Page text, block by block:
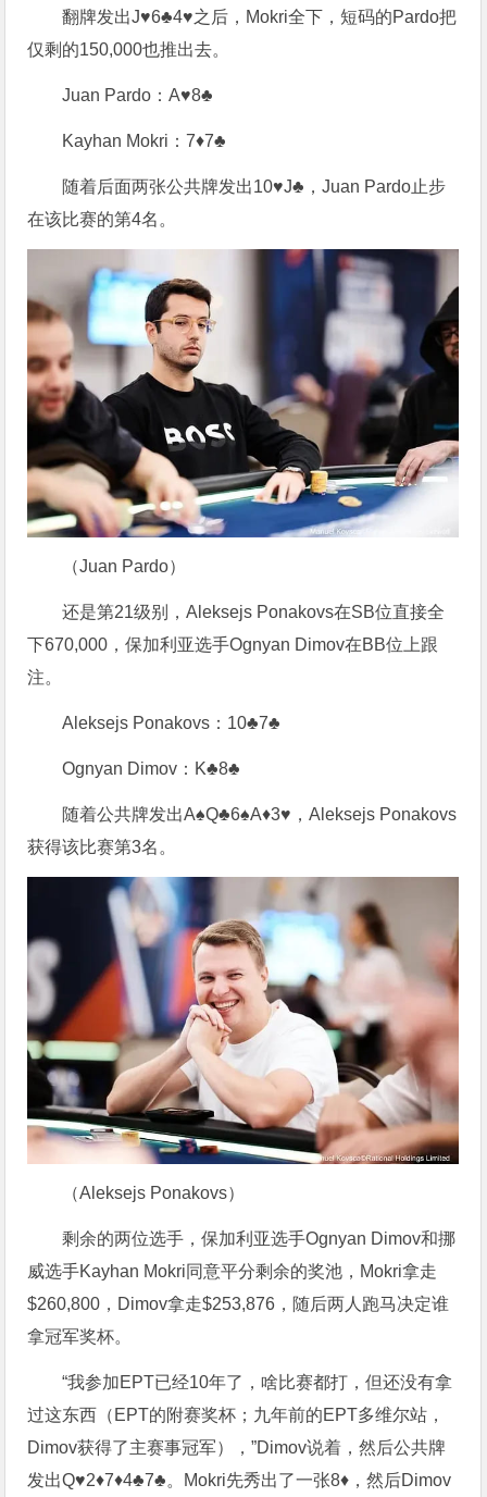
翻牌发出J♥6♣4♥之后，Mokri全下，短码的Pardo把
仅剩的150,000也推出去。
Juan Pardo：A♥8♣
Kayhan Mokri：7♦7♣
随着后面两张公共牌发出10♥J♣，Juan Pardo止步
在该比赛的第4名。
（Juan Pardo）
还是第21级别，Aleksejs Ponakovs在SB位直接全
下670,000，保加利亚选手Ognyan Dimov在BB位上跟
注。
Aleksejs Ponakovs：10♣7♣
Ognyan Dimov：K♣8♣
随着公共牌发出A♠Q♣6♠A♦3♥，Aleksejs Ponakovs
获得该比赛第3名。
（Aleksejs Ponakovs）
剩余的两位选手，保加利亚选手Ognyan Dimov和挪
威选手Kayhan Mokri同意平分剩余的奖池，Mokri拿走
$260,800，Dimov拿走$253,876，随后两人跑马决定谁
拿冠军奖杯。
“我参加EPT已经10年了，啥比赛都打，但还没有拿
过这东西（EPT的附赛奖杯；九年前的EPT多维尔站，
Dimov获得了主赛事冠军），”Dimov说着，然后公共牌
发出Q♥2♦7♦4♣7♣。Mokri先秀出了一张8♦，然后Dimov